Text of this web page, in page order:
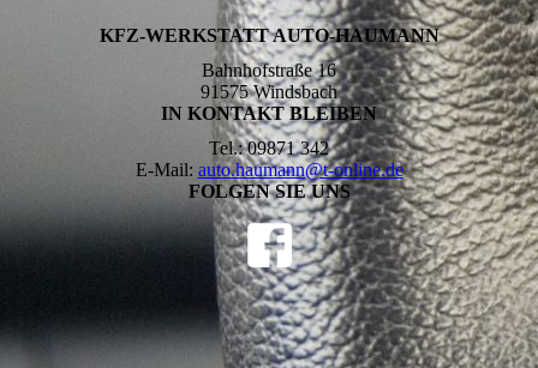
KFZ-WERKSTATT AUTO-HAUMANN
Bahnhofstraße 16
91575 Windsbach
IN KONTAKT BLEIBEN
Tel.: 09871 342
E-Mail: auto.haumann@t-online.de
FOLGEN SIE UNS